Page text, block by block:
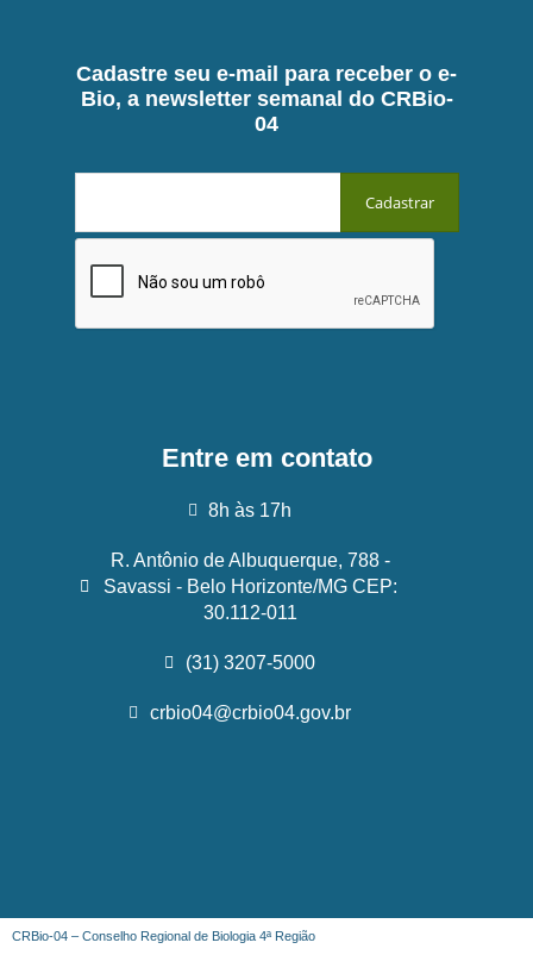
Cadastre seu e-mail para receber o e-
Bio, a newsletter semanal do CRBio-
04
Entre em contato
8h às 17h
R. Antônio de Albuquerque, 788 -
Savassi - Belo Horizonte/MG CEP:
30.112-011
(31) 3207-5000
crbio04@crbio04.gov.br
CRBio-04 – Conselho Regional de Biologia 4ª Região